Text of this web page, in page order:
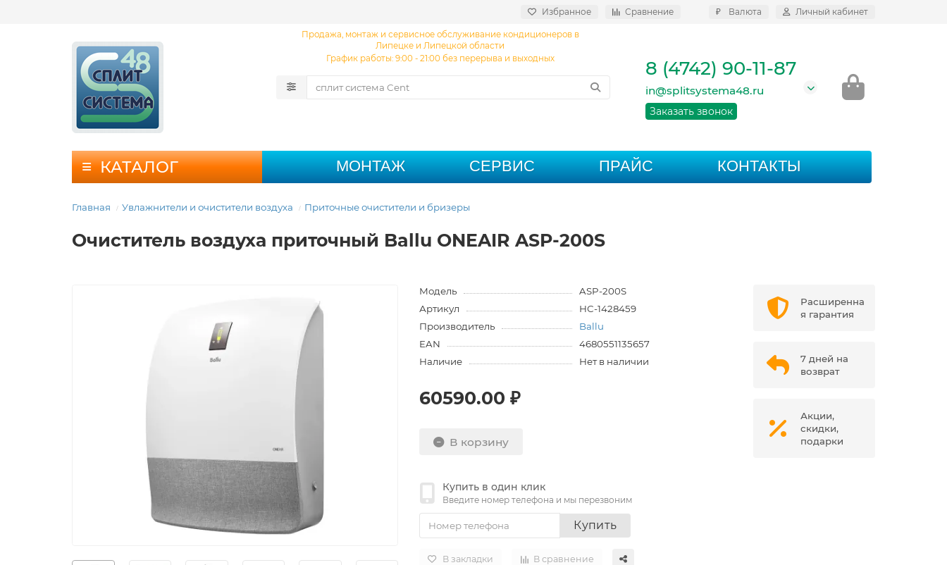
Избранное Сравнение ₽ Валюта Личный кабинет
Продажа, монтаж и сервисное обслуживание кондиционеров в
Липецке и Липецкой области
График работы: 9:00 - 21:00 без перерыва и выходных
8 (4742) 90-11-87
in@splitsystema48.ru
Заказать звонок
КАТАЛОГ МОНТАЖ СЕРВИС ПРАЙС КОНТАКТЫ
Главная Увлажнители и очистители воздуха Приточные очистители и бризеры
Очиститель воздуха приточный Ballu ONEAIR ASP-200S
Модель
ASP-200S
Артикул
НС-1428459
Производитель
Ballu
EAN
4680551135657
Наличие
Нет в наличии
60590.00 ₽
В корзину
Купить в один клик
Введите номер телефона и мы перезвоним
Купить
В закладки В сравнение
Расширенна
я гарантия
7 дней на
возврат
Акции,
скидки,
подарки